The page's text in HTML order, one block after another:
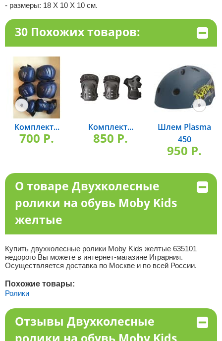
- размеры: 18 X 10 X 10 см.
30 Похожих товаров:
Комплект...
700 P.
Комплект...
850 P.
Шлем Plasma
450
950 P.
О товаре Двухколесные
ролики на обувь Moby Kids
желтые
Купить двухколесные ролики Moby Kids желтые 635101
недорого Вы можете в интернет-магазине Играрния.
Осуществляется доставка по Москве и по всей России.
Похожие товары:
Ролики
Отзывы Двухколесные